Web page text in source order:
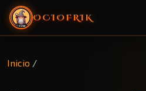
OCIOFRIK
Inicio /